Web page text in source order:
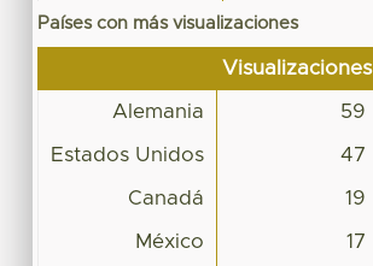
Países con más visualizaciones
Visualizaciones
Alemania 59
Estados Unidos 47
Canadá 19
México 17